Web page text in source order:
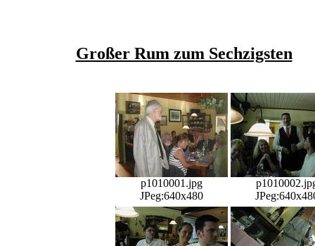
Großer Rum zum Sechzigsten
p1010001.jpg
JPeg:640x480